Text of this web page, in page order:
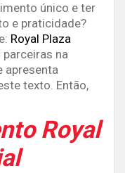
único e ter
e praticidade?
Royal Plaza
parceiras na
apresenta
texto. Então,
Royal